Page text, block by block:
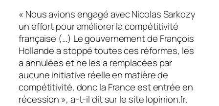
« Nous avions engagé avec Nicolas Sarkozy
un effort pour améliorer la compétitivité
française (…) Le gouvernement de François
Hollande a stoppé toutes ces réformes, les
a annulées et ne les a remplacées par
aucune initiative réelle en matière de
compétitivité, donc la France est entrée en
récession », a-t-il dit sur le site lopinion.fr.